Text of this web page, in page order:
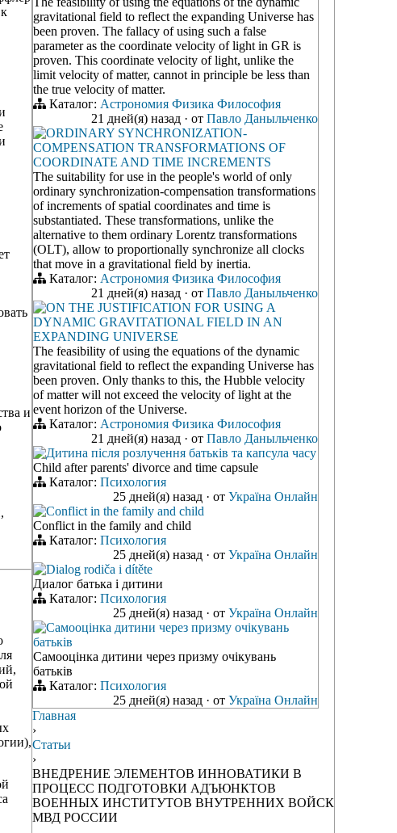
и
gravitational field to reflect the expanding Universe has
been proven. The fallacy of using such a false
parameter as the coordinate velocity of light in GR is
proven. This coordinate velocity of light, unlike the
limit velocity of matter, cannot in principle be less than
the true velocity of matter.
Каталог: Астрономия Физика Философия
21 дней(я) назад · от Павло Даныльченко
ORDINARY SYNCHRONIZATION-
COMPENSATION TRANSFORMATIONS OF
COORDINATE AND TIME INCREMENTS
The suitability for use in the people's world of only
ordinary synchronization-compensation transformations
of increments of spatial coordinates and time is
substantiated. These transformations, unlike the
alternative to them ordinary Lorentz transformations
(OLT), allow to proportionally synchronize all clocks
that move in a gravitational field by inertia.
Каталог: Астрономия Физика Философия
21 дней(я) назад · от Павло Даныльченко
ON THE JUSTIFICATION FOR USING A
DYNAMIC GRAVITATIONAL FIELD IN AN
EXPANDING UNIVERSE
The feasibility of using the equations of the dynamic
gravitational field to reflect the expanding Universe has
been proven. Only thanks to this, the Hubble velocity
of matter will not exceed the velocity of light at the
event horizon of the Universe.
Каталог: Астрономия Физика Философия
21 дней(я) назад · от Павло Даныльченко
Дитина після розлучення батьків та капсула часу
Child after parents' divorce and time capsule
Каталог: Психология
25 дней(я) назад · от Україна Онлайн
Conflict in the family and child
Conflict in the family and child
Каталог: Психология
25 дней(я) назад · от Україна Онлайн
Dialog rodiča i dítěte
Диалог батька і дитини
Каталог: Психология
25 дней(я) назад · от Україна Онлайн
Самооцінка дитини через призму очікувань
батьків
Самооцінка дитини через призму очікувань
батьків
Каталог: Психология
25 дней(я) назад · от Україна Онлайн
Главная
›
Статьи
›
ВНЕДРЕНИЕ ЭЛЕМЕНТОВ ИННОВАТИКИ В
ПРОЦЕСС ПОДГОТОВКИ АДЪЮНКТОВ
ВОЕННЫХ ИНСТИТУТОВ ВНУТРЕННИХ ВОЙСК
МВД РОССИИ